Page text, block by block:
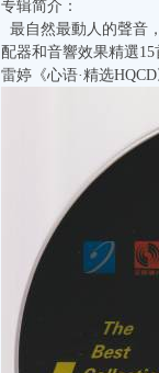
专辑简介：
最自然最動人的聲音
配器和音響效果精選
雷婷《心语·精选